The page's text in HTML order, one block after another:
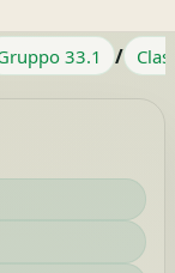
33.1 /